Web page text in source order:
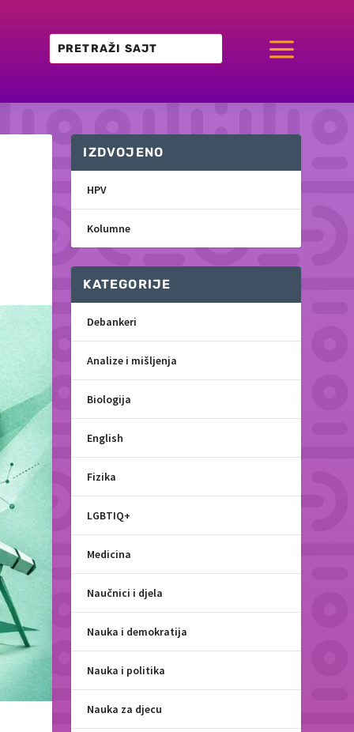
a
IZDVOJENO
HPV
Kolumne
KATEGORIJE
Debankeri
Analize i mišljenja
Biologija
English
Fizika
LGBTIQ+
Medicina
Naučnici i djela
Nauka i demokratija
Nauka i politika
Nauka za djecu